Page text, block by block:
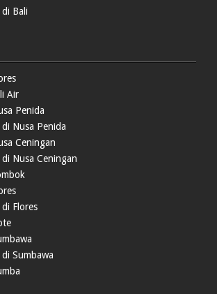
Bali
Air
Penida
Nusa Penida
Ceningan
Nusa Ceningan
Flores
Sumbawa